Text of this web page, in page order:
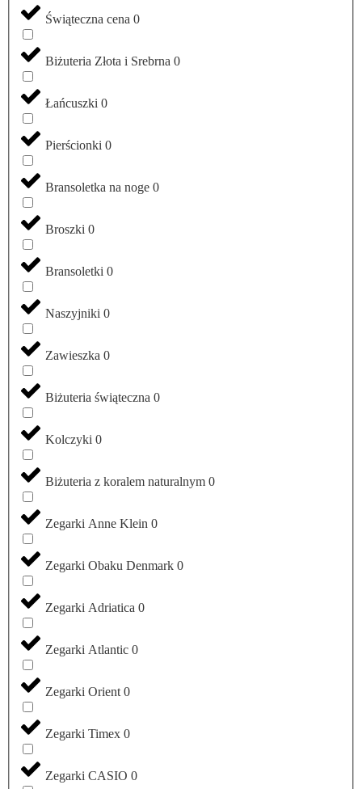
Świąteczna cena 0
Biżuteria Złota i Srebrna 0
Łańcuszki 0
Pierścionki 0
Bransoletka na noge 0
Broszki 0
Bransoletki 0
Naszyjniki 0
Zawieszka 0
Biżuteria świąteczna 0
Kolczyki 0
Biżuteria z koralem naturalnym 0
Zegarki Anne Klein 0
Zegarki Obaku Denmark 0
Zegarki Adriatica 0
Zegarki Atlantic 0
Zegarki Orient 0
Zegarki Timex 0
Zegarki CASIO 0